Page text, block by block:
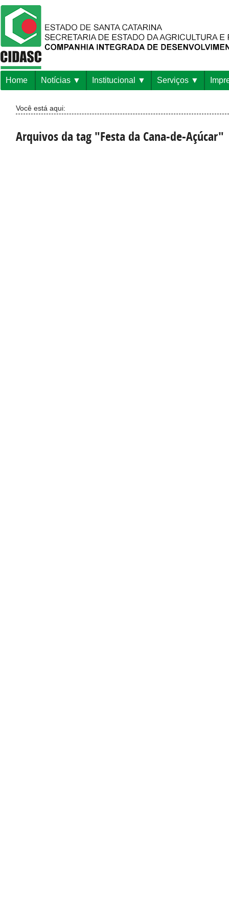
Home Notícias Institucional Serviços
Você está aqui:
Arquivos da tag "Festa da Cana-de-Açúcar"